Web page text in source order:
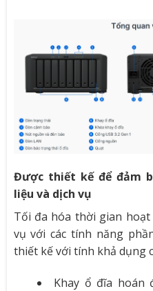
Được thiết kế để đảm
liệu và dịch vụ
Tối đa hóa thời gian
vụ với các tính năng
thiết kế với tính khả dụng
Khay ổ đĩa hoán